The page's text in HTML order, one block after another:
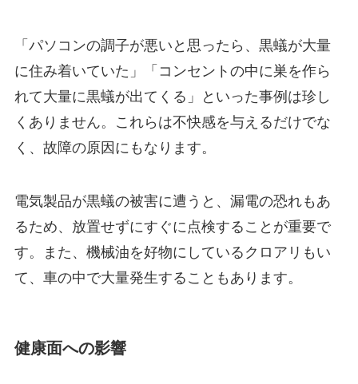
「パソコンの調子が悪いと思ったら、黒蟻が大量
に住み着いていた」「コンセントの中に巣を作ら
れて大量に黒蟻が出てくる」といった事例は珍し
くありません。これらは不快感を与えるだけでな
く、故障の原因にもなります。
電気製品が黒蟻の被害に遭うと、漏電の恐れもあ
るため、放置せずにすぐに点検することが重要で
す。また、機械油を好物にしているクロアリもい
て、車の中で大量発生することもあります。
健康面への影響